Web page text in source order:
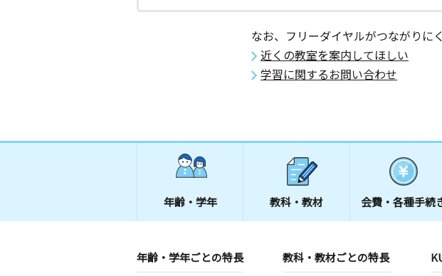
なお、フリーダイヤルがつながりに
近くの教室を案内してほしい
学習に関するお問い合わせ
年齢・学年 教科・教材 会費・ 各種手続
年齢・学年ごとの特長 教科・教材ごとの特長